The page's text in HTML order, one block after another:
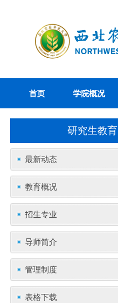
首页 学院概况
研究生教育
最新动态
教育概况
招生专业
导师简介
管理制度
表格下载